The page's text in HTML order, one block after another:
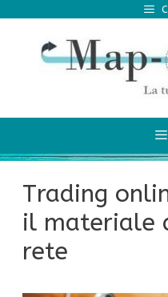
contenuto
Trading
il materiale
rete